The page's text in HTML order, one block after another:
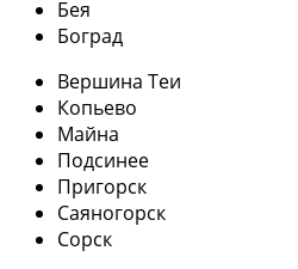
Бея
Боград
Вершина Теи
Копьево
Майна
Подсинее
Пригорск
Саяногорск
Сорск